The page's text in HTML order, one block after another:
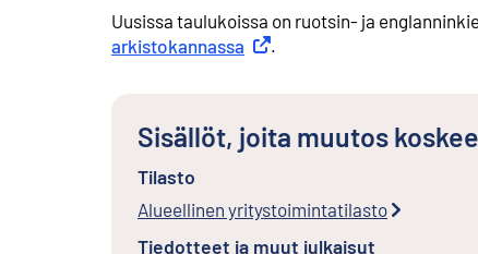
Uusissa taulukoissa on ruotsin- ja
arkistokannassa Ulkoinen linkki
.
Sisällöt, joita muutos koskee
Tilasto
Alueellinen yritystoimintatilasto
Tiedotteet ja muut julkaisut